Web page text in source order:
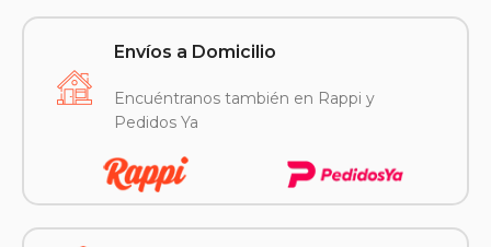
Envíos a Domicilio
Encuéntranos también en Rappi y
Pedidos Ya